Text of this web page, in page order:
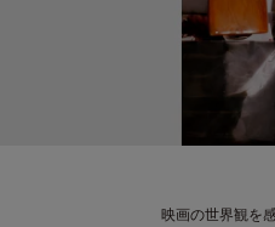
映画の世界観を